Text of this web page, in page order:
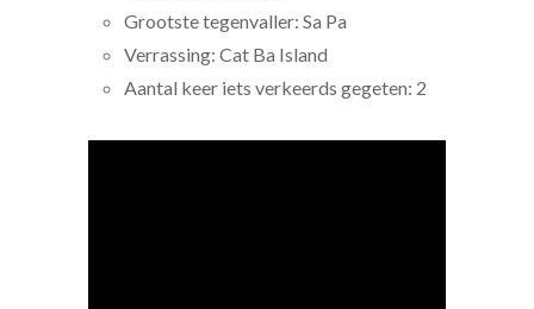
Grootste tegenvaller: Sa Pa
Verrassing: Cat Ba Island
Aantal keer iets verkeerds gegeten: 2